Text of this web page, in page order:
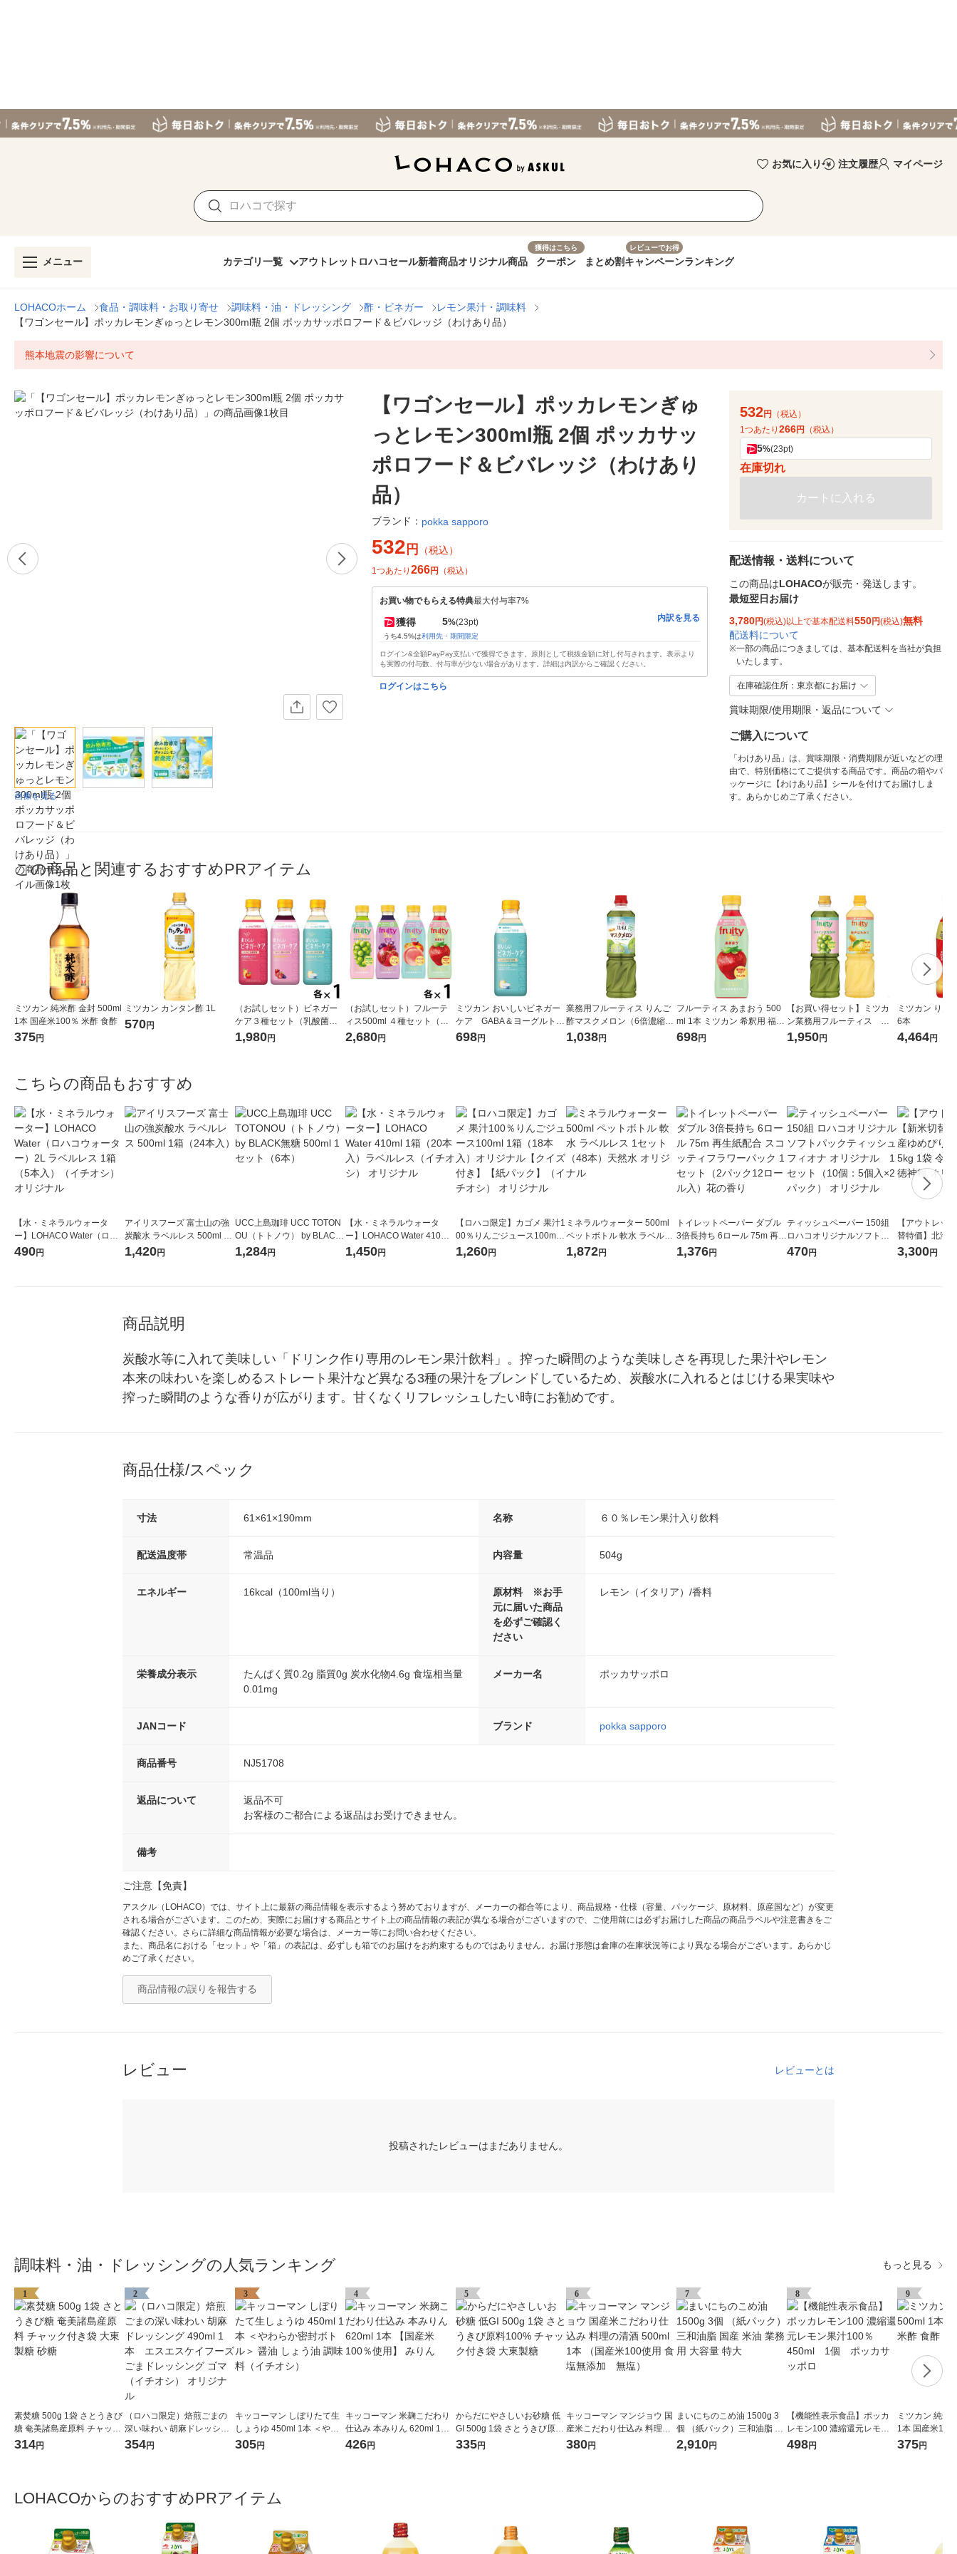
お気に入り 注文履歴 マイページ
メニュー カテゴリ一覧 アウトレット ロハコセール新着商品オリジナル商品
獲得はこちら
クーポン まとめ割
レビューでお得
キャンペーンランキング
LOHACOホーム 食品・調味料・お取り寄せ 調味料・油・ドレッシング 酢・ビネガー
レモン果汁・調味料
【ワゴンセール】ポッカレモンぎゅっとレモン300ml瓶 2個 ポッカサッポロフード＆ビバレッジ（わけあり品）
熊本地震の影響について
画像を見る
【ワゴンセール】ポッカレモンぎゅ
っとレモン300ml瓶 2個 ポッカサッ
ポロフード＆ビバレッジ（わけあり
品）
ブランド： pokka sapporo
532 円 （税込）
1つあたり 266円 （税込）
お買い物でもらえる特典最大付与率7%
獲得 5%(23pt)
うち4.5%は利用先・期間限定
内訳を見る
ログイン&全額PayPay支払いで獲得できます。原則として税抜金額に対し付与されます。表示より
も実際の付与数、付与率が少ない場合があります。詳細は内訳からご確認ください。
ログインはこちら
532円
（税込）
1つあたり 266円 （税込）
5%(23pt)
在庫切れ
カートに入れる
配送情報・送料について
この商品はLOHACOが販売・発送します。
最短翌日お届け
3,780円(税込)以上で基本配送料550円(税込)無料
配送料について
※一部の商品につきましては、基本配送料を当社が負担
いたします。
在庫確認住所：東京都にお届け
賞味期限/使用期限・返品について
ご購入について
「わけあり品」は、賞味期限・消費期限が近いなどの理
由で、特別価格にてご提供する商品です。商品の箱やパ
ッケージに【わけあり品】シールを付けてお届けしま
す。あらかじめご了承ください。
この商品と関連するおすすめPRアイテム
ミツカン 純米酢 金封 500ml
1本 国産米100％ 米酢 食酢
375円
ミツカン カンタン酢 1L
570円
（お試しセット）ビネガー
ケア３種セット（乳酸菌＆
りんご・セラミド＆ざく
1,980円
（お試しセット）フルーテ
ィス500ml ４種セット（シ
ャインマスカット・ざく
2,680円
ミツカン おいしいビネガー
ケア GABA＆ヨーグルト 5
00ml 1本 希釈用 りんご酢 リ
698円
業務用フルーティス りんご
酢マスクメロン（6倍濃縮タ
イプ）1000ml 1個 ミツカン
1,038円
フルーティス あまおう 500
ml 1本 ミツカン 希釈用 福岡
県産あまおう いちご 飲むお
698円
【お買い得セット】ミツカ
ン業務用フルーティス 国
産果汁シリーズ２種（長野
1,950円
ミツカン りん
6本
4,464円
こちらの商品もおすすめ
【水・ミネラルウォータ
ー】LOHACO Water（ロハ
コウォーター）2L ラベルレ
490円
アイリスフーズ 富士山の強
炭酸水 ラベルレス 500ml 1
箱（24本入）
1,420円
UCC上島珈琲 UCC TOTON
OU（トトノウ） by BLACK
無糖 500ml 1セット（6本）
1,284円
【水・ミネラルウォータ
ー】LOHACO Water 410ml
1箱（20本入）ラベルレス
1,450円
【ロハコ限定】カゴメ 果汁1
00％りんごジュース100ml 1
箱（18本入）オリジナル
1,260円
ミネラルウォーター 500ml
ペットボトル 軟水 ラベルレ
ス 1セット（48本）天然水
1,872円
トイレットペーパー ダブル
3倍長持ち 6ロール 75m 再生
紙配合 スコッティフラワー
1,376円
ティッシュペーパー 150組
ロハコオリジナルソフトパ
ックティッシュ フィオナ オ
470円
【アウトレッ
替特価】北海
か 無洗米 5kg
3,300円
商品説明
炭酸水等に入れて美味しい「ドリンク作り専用のレモン果汁飲料」。搾った瞬間のような美味しさを再現した果汁やレモン
本来の味わいを楽しめるストレート果汁など異なる3種の果汁をブレンドしているため、炭酸水に入れるとはじける果実味や
搾った瞬間のような香りが広がります。甘くなくリフレッシュしたい時にお勧めです。
商品仕様/スペック
寸法 61×61×190mm 名称 ６０％レモン果汁入り飲料
配送温度帯 常温品 内容量 504g
エネルギー 16kcal（100ml当り）
原材料 ※お手
元に届いた商品
を必ずご確認く
ださい
レモン（イタリア）/香料
栄養成分表示
たんぱく質0.2g 脂質0g 炭水化物4.6g 食塩相当量
0.01mg
メーカー名 ポッカサッポロ
JANコード ブランド pokka sapporo
商品番号 NJ51708
返品について
返品不可
お客様のご都合による返品はお受けできません。
備考
ご注意【免責】
アスクル（LOHACO）では、サイト上に最新の商品情報を表示するよう努めておりますが、メーカーの都合等により、商品規格・仕様（容量、パッケージ、原材料、原産国など）が変更
される場合がございます。このため、実際にお届けする商品とサイト上の商品情報の表記が異なる場合がございますので、ご使用前には必ずお届けした商品の商品ラベルや注意書きをご
確認ください。さらに詳細な商品情報が必要な場合は、メーカー等にお問い合わせください。
また、商品名における「セット」や「箱」の表記は、必ずしも箱でのお届けをお約束するものではありません。お届け形態は倉庫の在庫状況等により異なる場合がございます。あらかじ
めご了承ください。
商品情報の誤りを報告する
レビュー レビューとは
投稿されたレビューはまだありません。
調味料・油・ドレッシングの人気ランキング もっと見る
1
素焚糖 500g 1袋 さとうきび
糖 奄美諸島産原料 チャック
314円
2
（ロハコ限定）焙煎ごまの
深い味わい 胡麻ドレッシン
グ 490ml 1本 エスエスケイ
354円
3
キッコーマン しぼりたて生
しょうゆ 450ml 1本 ＜やわ
らか密封ボトル＞ 醤油 しょ
305円
4
キッコーマン 米麹こだわり
仕込み 本みりん 620ml 1本
【国産米100％使用】 みり
426円
5
からだにやさしいお砂糖 低
GI 500g 1袋 さとうきび原料
100% チャック付き袋 大東
335円
6
キッコーマン マンジョウ 国
産米こだわり仕込み 料理の
清酒 500ml 1本 （国産米100
380円
7
まいにちのこめ油 1500g 3
個 （紙パック）三和油脂 国
産 米油 業務用 大容量 特大
2,910円
8
【機能性表示食品】ポッカ
レモン100 濃縮還元レモン
果汁100％ 450ml 1個 ポ
498円
9
ミツカン 純米
1本 国産米100
375円
LOHACOからのおすすめPRアイテム